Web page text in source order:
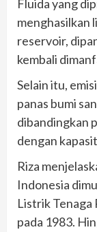
Fluida yang
menghasilkan
reservoir,
kembali
Selain itu,
panas bumi
dibandingkan
dengan
Riza
Indonesia
Listrik Tenaga
pada 1983.